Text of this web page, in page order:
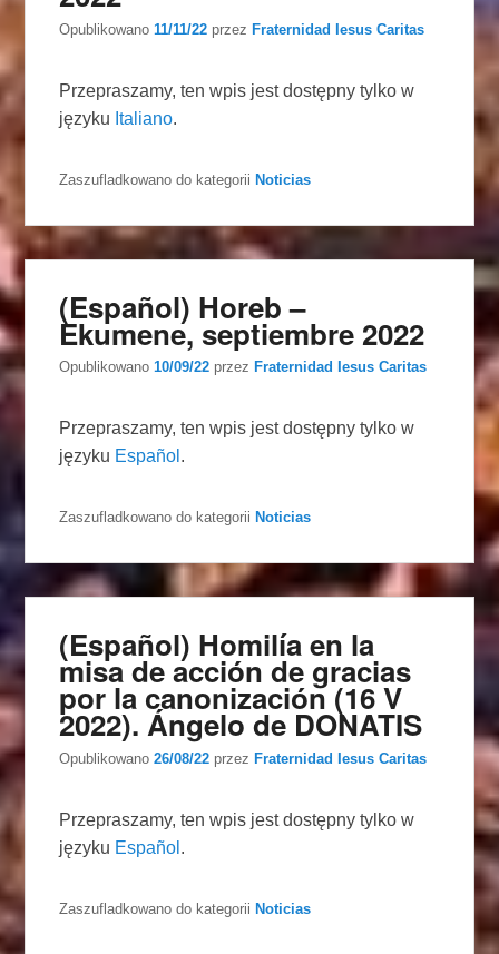
Opublikowano11/11/22 przezFraternidad Iesus Caritas
Przepraszamy, ten wpis jest dostępny tylko w
języku Italiano.
Zaszufladkowano do kategorii Noticias
(Español) Horeb –
Ekumene, septiembre 2022
Opublikowano10/09/22 przez Fraternidad Iesus Caritas
Przepraszamy, ten wpis jest dostępny tylko w
języku Español .
Zaszufladkowano do kategorii Noticias
(Español) Homilía en la
misa de acción de gracias
por la canonización (16 V
2022). Ángelo de DONATIS
Opublikowano26/08/22 przez Fraternidad Iesus Caritas
Przepraszamy, ten wpis jest dostępny tylko w
języku Español .
Zaszufladkowano do kategorii Noticias